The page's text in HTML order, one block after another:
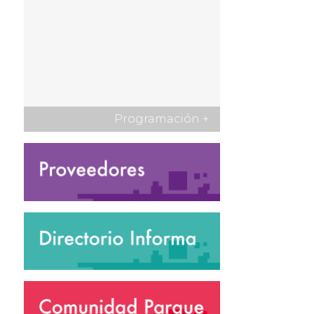
Programación +